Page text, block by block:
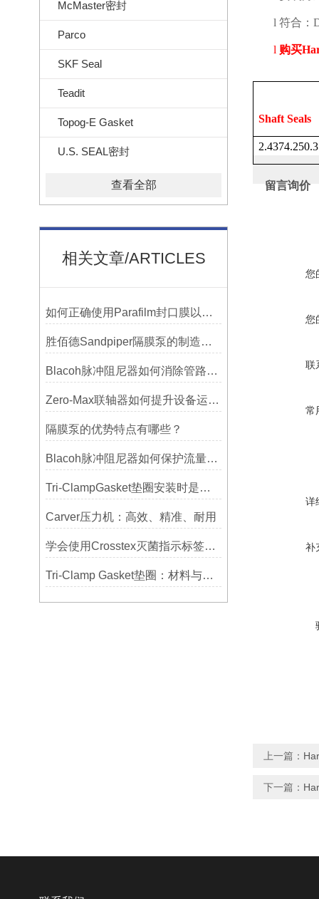
McMaster密封
Parco
SKF Seal
Teadit
Topog-E Gasket
U.S. SEAL密封
查看全部
相关文章/ARTICLES
如何正确使用Parafilm封口膜以确保实验结果的准确性？
胜佰德Sandpiper隔膜泵的制造工艺和技术难点
Blacoh脉冲阻尼器如何消除管路振动与噪音？
Zero-Max联轴器如何提升设备运行精度？
隔膜泵的优势特点有哪些？
Blacoh脉冲阻尼器如何保护流量计、压力开关和管路附件？
Tri-ClampGasket垫圈安装时是否需要涂抹润滑剂或密封脂？
Carver压力机：高效、精准、耐用
学会使用Crosstex灭菌指示标签提高无菌保证水平
Tri-Clamp Gasket垫圈：材料与应用的全面指南
l 符合：
l 购买
Shaft Seals
留言询价
您
您
联
常
详
补
上一篇：
下一篇：